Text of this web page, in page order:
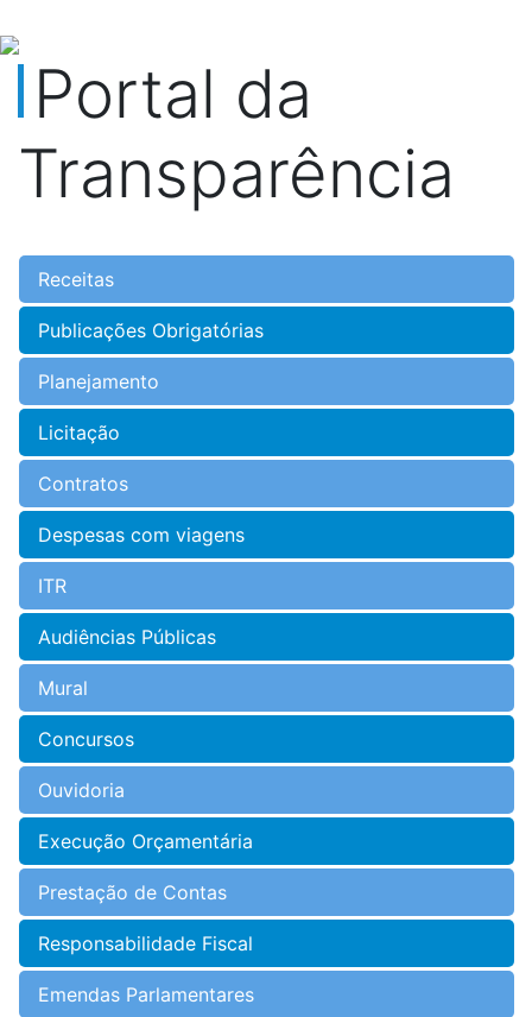
Portal da
Transparência
Receitas
Publicações Obrigatórias
Planejamento
Licitação
Contratos
Despesas com viagens
ITR
Audiências Públicas
Mural
Concursos
Ouvidoria
Execução Orçamentária
Prestação de Contas
Responsabilidade Fiscal
Emendas Parlamentares